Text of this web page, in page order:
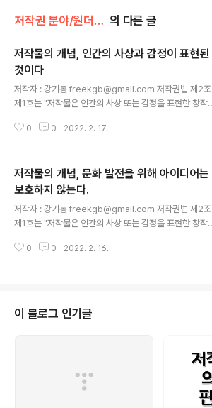
저작권 분야/원더풀 저작권법 의 다른 글
저작물의 개념, 인간의 사상과 감정이 표현된
것이다
저작자 : 강기봉 freekgb@gmail.com 저작권법 제2조
제1호는 "저작물은 인간의 사상 또는 감정을 표현한 창작
사상과 감정'을 표현한 것을 저작물로 정의합니다. 즉, 저작
서 동물이나 인공지능에 의한 창작물을 저작물로 보호할
수 있는지에 대한 논란이 있어 왔습니다. 우선 동물은 저작
자가 될 수 없다는 점에는 공감하는 것 같습니다. 그런데 인
공지능에 의한 창작물에 대해서는 다양한 견해가 나타나고
양한 이해관계가 개입될 수 있기 때문입니다. 게다가 인공
0 0 2022. 2. 17.
저작물의 개념, 문화 발전을 위해 아이디어는
보호하지 않는다.
저작자 : 강기봉 freekgb@gmail.com 저작권법 제2조
제1호는 "저작물은 인간의 사상 또는 감정을 표현한 창작
창작물'을 저작물로 정의합니다. 즉, 저작권법은 '아이디
이라고 할 수 있으므로 중요합니다. 그런데 '아이디어' 그
자체 보다는 인류가 문화를 형성하고 발전시킨다는 대의가
이유는 바로 저작물이 국민이 저작한 것이기도 하지만 문
화를 발전시키는 중요한 수단이 되기 때문입니다. 따라서
0 0 2022. 2. 16.
이 블로그 인기글